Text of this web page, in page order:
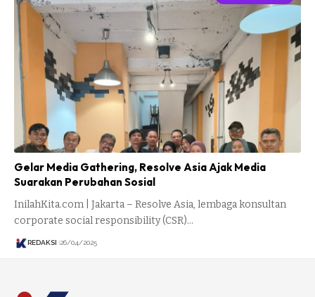
Gelar Media Gathering, Resolve Asia Ajak Media
Suarakan Perubahan Sosial
InilahKita.com | Jakarta – Resolve Asia, lembaga konsultan
corporate social responsibility (CSR)…
REDAKSI 26/04/2025